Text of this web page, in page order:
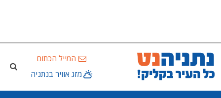
המייל הכתום
מזג אוויר בנתניה